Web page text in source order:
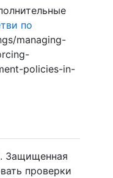
по
managing-
policies-in-
Защищенная
проверки